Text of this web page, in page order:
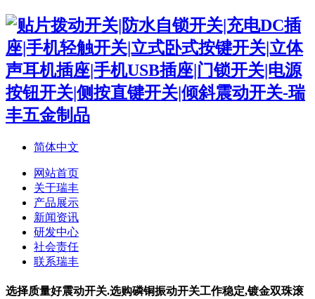
简体中文
网站首页
关于瑞丰
产品展示
新闻资讯
研发中心
社会责任
联系瑞丰
选择质量好震动开关.选购磷铜振动开关工作稳定,镀金双珠滚